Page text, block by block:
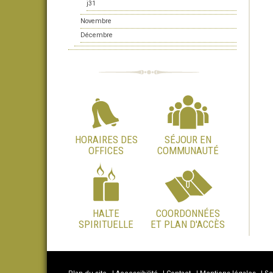
j31
Novembre
Décembre
HORAIRES DES
OFFICES
SÉJOUR EN
COMMUNAUTÉ
HALTE
SPIRITUELLE
COORDONNÉES
ET PLAN D'ACCÈS